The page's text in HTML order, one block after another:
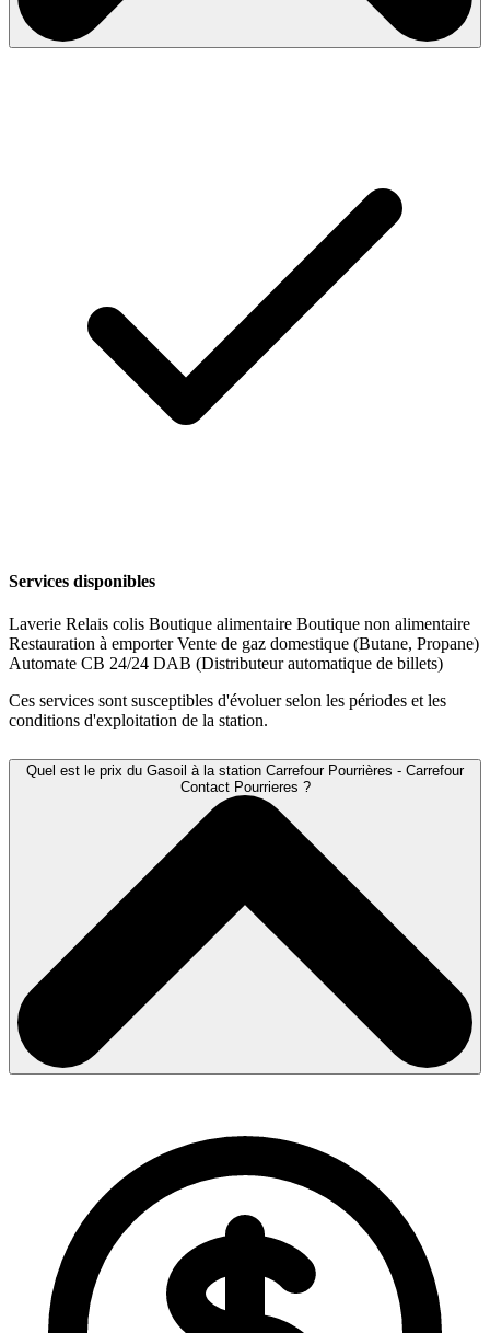
Services disponibles
Laverie Relais colis Boutique alimentaire Boutique non alimentaire
Restauration à emporterVente de gaz domestique (Butane, Propane)
Automate CB 24/24 DAB (Distributeur automatique de billets)
Ces services sont susceptibles d'évoluer selon les périodes et les
conditions d'exploitation de la station.
Quel est le prix du Gasoil à la station Carrefour Pourrières - Carrefour
Contact Pourrieres ?